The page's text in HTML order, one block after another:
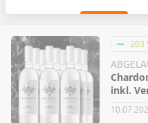
203
inkl.